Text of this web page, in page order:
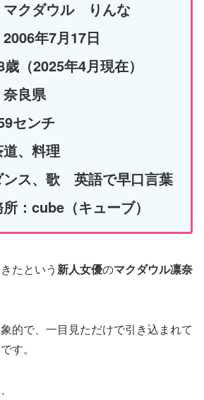
マクダウル りんな
年7月17日
（2025年4月現在）
良県
センチ
、料理
ンス、歌 英語で早口言葉
：cube（キューブ）
たという新人女優のマクダウル凛奈
的で、一目見ただけで引き込まれて
す。